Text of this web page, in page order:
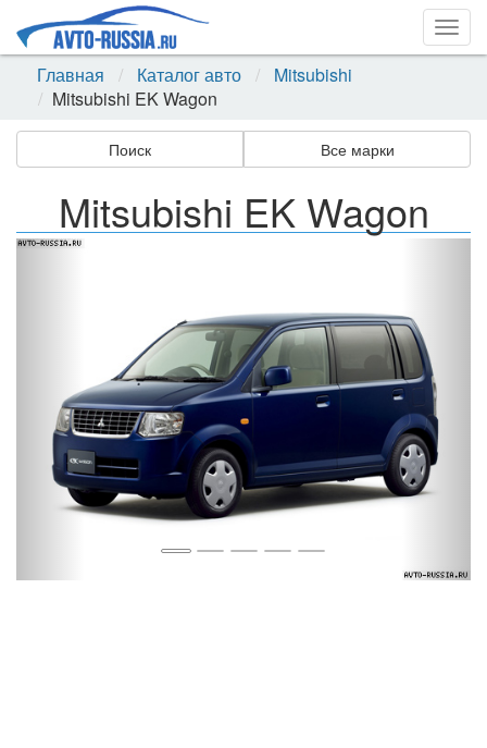
Главная
Каталог авто
Mitsubishi
Mitsubishi EK Wagon
Поиск Все марки
Mitsubishi EK Wagon
Назад